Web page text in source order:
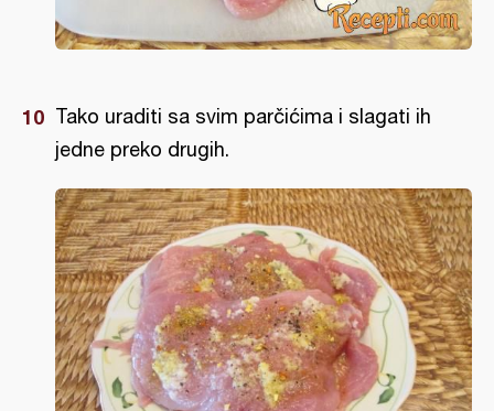
Tako uraditi sa svim parčićima i slagati ih
jedne preko drugih.